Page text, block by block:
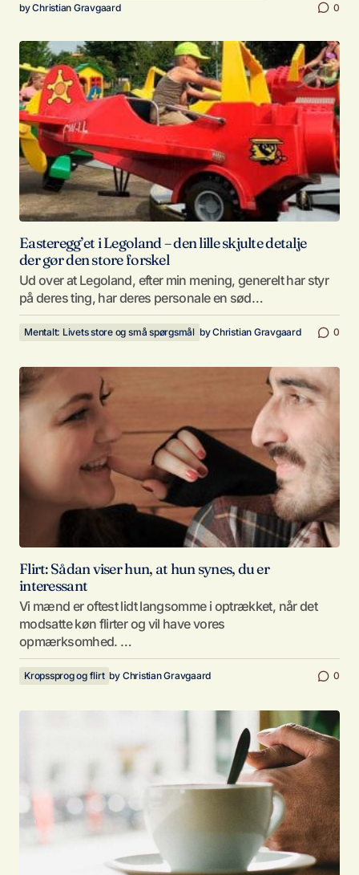
byChristian Gravgaard 0
Easteregg’et i Legoland – den lille skjulte detalje
der gør den store forskel
Ud over at Legoland, efter min mening, generelt har styr
på deres ting, har deres personale en sød…
Mentalt: Livets store og små spørgsmål byChristian Gravgaard 0
Flirt: Sådan viser hun, at hun synes, du er
interessant
Vi mænd er oftest lidt langsomme i optrækket, når det
modsatte køn flirter og vil have vores
opmærksomhed. …
Kropssprog og flirt by Christian Gravgaard 0